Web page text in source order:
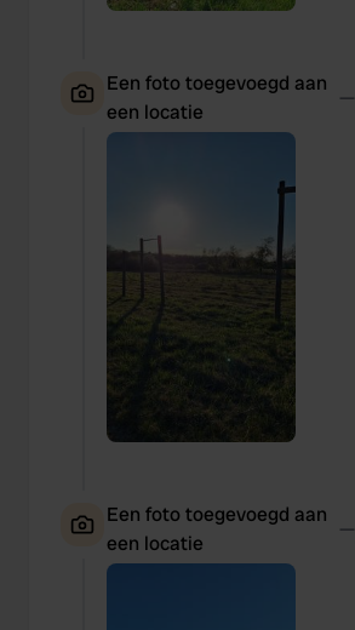
Een foto toegevoegd aan
een locatie
—
Een foto toegevoegd aan
een locatie
—